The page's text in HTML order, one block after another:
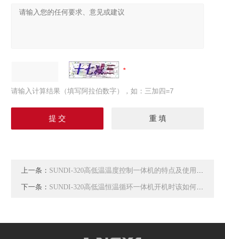
请输入计算结果（填写阿拉伯数字），如：三加四=7
上一条： SUNDI-320高低温温度控制一体机的特点及使用要求
下一条： SUNDI-320高低温恒温循环一体机开机时该如何加液